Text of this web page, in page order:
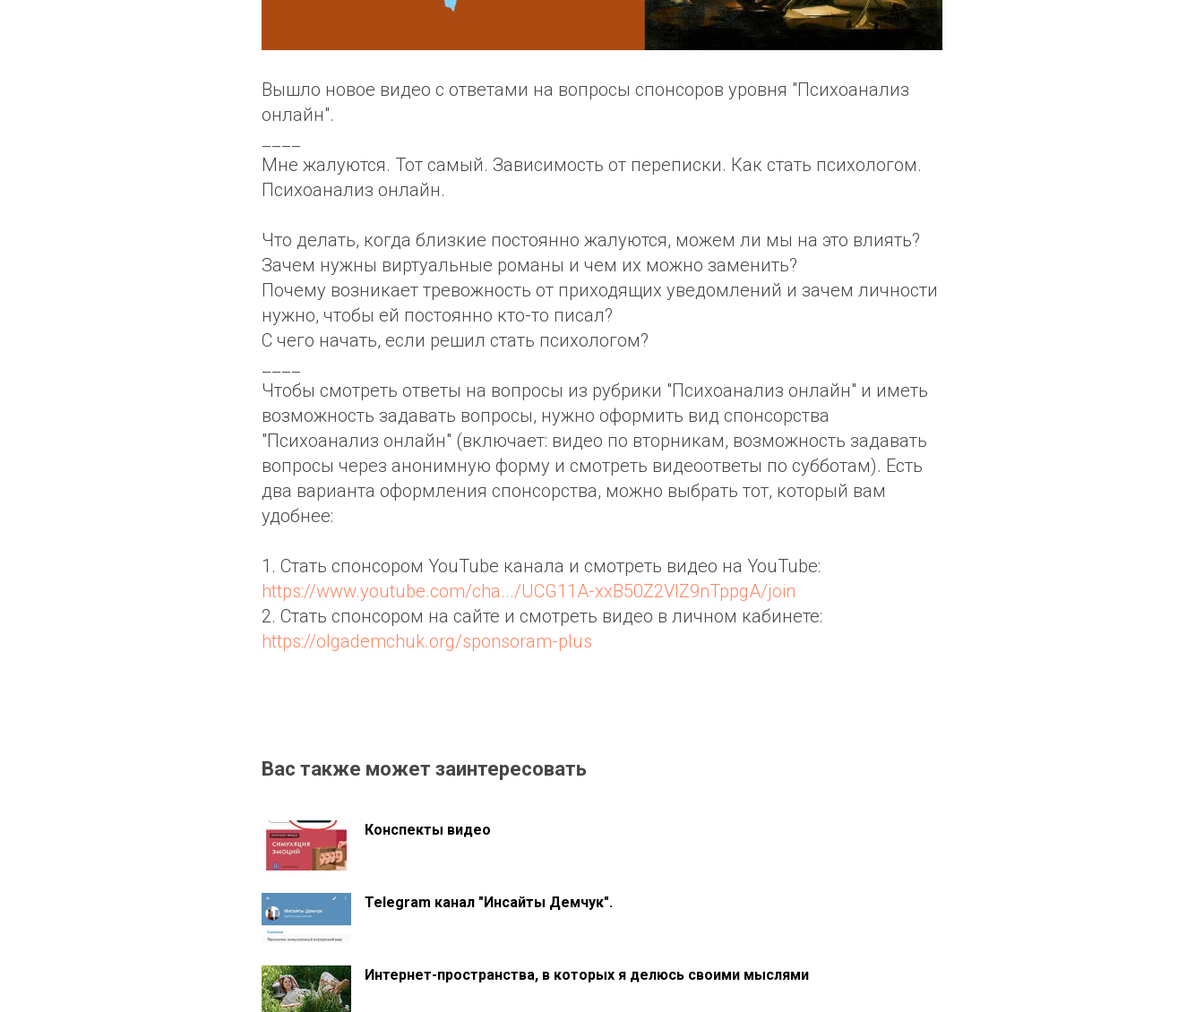
Вышло новое видео с ответами на вопросы спонсоров уровня "Психоанализ
онлайн".
Мне жалуются. Тот самый. Зависимость от переписки. Как стать психологом.
Психоанализ онлайн.
Что делать, когда близкие постоянно жалуются, можем ли мы на это влиять?
Зачем нужны виртуальные романы и чем их можно заменить?
Почему возникает тревожность от приходящих уведомлений и зачем личности
нужно, чтобы ей постоянно кто-то писал?
С чего начать, если решил стать психологом?
Чтобы смотреть ответы на вопросы из рубрики "Психоанализ онлайн" и иметь
возможность задавать вопросы, нужно оформить вид спонсорства
"Психоанализ онлайн" (включает: видео по вторникам, возможность задавать
вопросы через анонимную форму и смотреть видеоответы по субботам). Есть
два варианта оформления спонсорства, можно выбрать тот, который вам
удобнее:
1. Стать спонсором YouTube канала и смотреть видео на YouTube:
https://www.youtube.com/cha.../UCG11A-xxB50Z2VIZ9nTppgA/join
2. Стать спонсором на сайте и смотреть видео в личном кабинете:
https://olgademchuk.org/sponsoram-plus
Вас также может заинтересовать
Конспекты видео
Telegram канал "Инсайты Демчук".
Интернет-пространства, в которых я делюсь своими мыслями